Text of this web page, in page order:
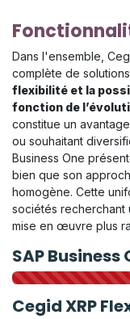
Dans l'ensemble,
complète de
flexibilité et la
fonction de
constitue un
ou souhaitant
Business One
bien que son
homogène. Cette
sociétés recherchant
mise en œuvre plus
SAP Business
Cegid XRP